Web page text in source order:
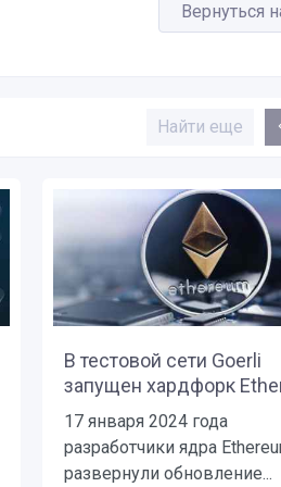
Вернуться
Найти еще
В тестовой сети Goerli
запущен хардфорк
17 января 2024 года
разработчики ядра
развернули обновление...